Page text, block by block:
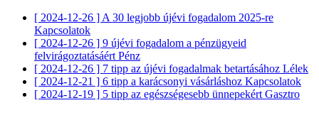
[ 2024-12-26 ] A 30 legjobb újévi fogadalom 2025-re
Kapcsolatok
[ 2024-12-26 ] 9 újévi fogadalom a pénzügyeid
felvirágoztatásáért Pénz
[ 2024-12-26 ] 7 tipp az újévi fogadalmak betartásához Lélek
[ 2024-12-21 ] 6 tipp a karácsonyi vásárláshoz Kapcsolatok
[ 2024-12-19 ] 5 tipp az egészségesebb ünnepekért Gasztro